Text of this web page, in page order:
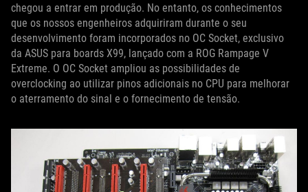
chegou a entrar em produção. No entanto, os conhecimentos
que os nossos engenheiros adquiriram durante o seu
desenvolvimento foram incorporados no OC Socket, exclusivo
da ASUS para boards X99, lançado com a ROG Rampage V
Extreme. O OC Socket ampliou as possibilidades de
overclocking ao utilizar pinos adicionais no CPU para melhorar
o aterramento do sinal e o fornecimento de tensão.